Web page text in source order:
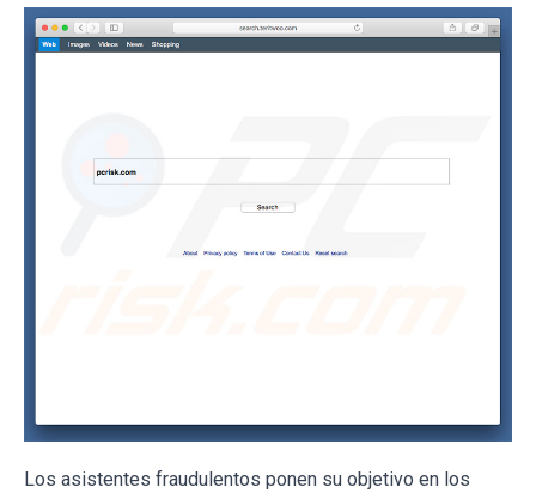
Los asistentes fraudulentos ponen su objetivo en los